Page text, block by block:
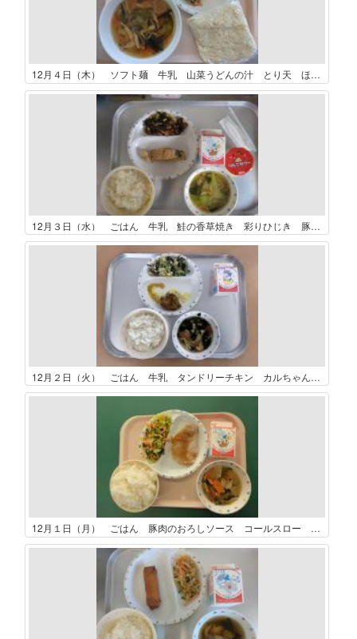
12月４日（木） ソフト麺 牛乳 山菜うどんの汁 とり天 ほうれん草のごま和え
12月３日（水） ごはん 牛乳 鮭の香草焼き 彩りひじき 豚肉と青梗菜のにそ汁 りんごゼリー
12月２日（火） ごはん 牛乳 タンドリーチキン カルちゃんサラダ 卵のふわふわスープ
12月１日（月） ごはん 豚肉のおろしソース コールスロー 里芋のみそ汁